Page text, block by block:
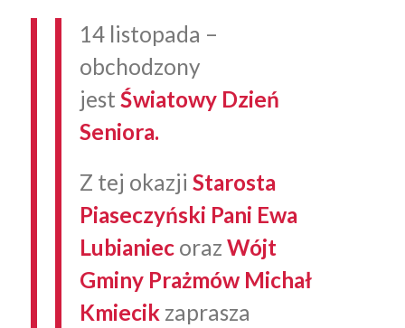
14 listopada –
obchodzony
jest Światowy Dzień
Seniora.
Z tej okazji Starosta
Piaseczyński Pani Ewa
Lubianiecoraz Wójt
Gminy Prażmów Michał
Kmiecikzaprasza